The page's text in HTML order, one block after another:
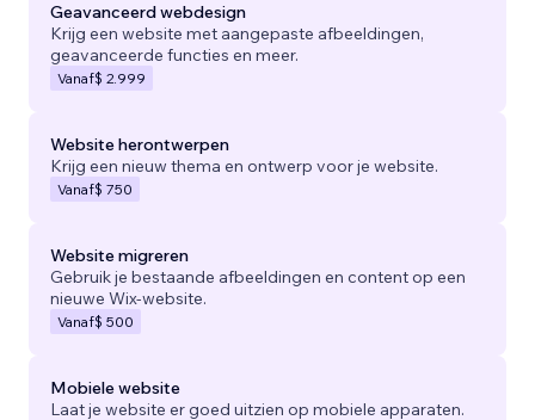
Geavanceerd webdesign
Krijg een website met aangepaste afbeeldingen,
geavanceerde functies en meer.
Vanaf$ 2.999
Website herontwerpen
Krijg een nieuw thema en ontwerp voor je website.
Vanaf$ 750
Website migreren
Gebruik je bestaande afbeeldingen en content op een
nieuwe Wix-website.
Vanaf$ 500
Mobiele website
Laat je website er goed uitzien op mobiele apparaten.